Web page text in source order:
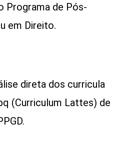
Programa de Pós-
em Direito.
direta dos curricula
(Curriculum Lattes) de